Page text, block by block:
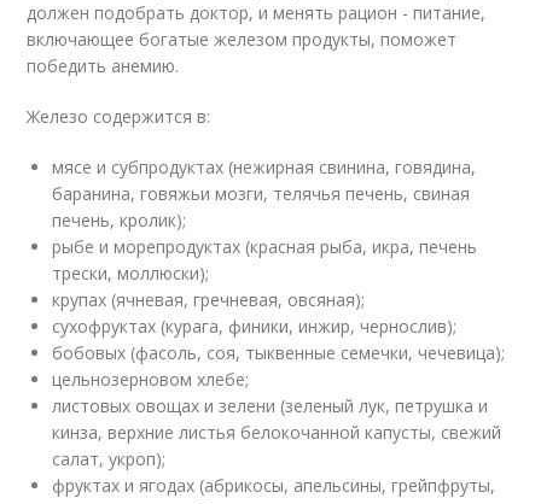
должен подобрать доктор, и менять рацион - питание,
включающее богатые железом продукты, поможет
победить анемию.
Железо содержится в:
мясе и субпродуктах (нежирная свинина, говядина,
баранина, говяжьи мозги, телячья печень, свиная
печень, кролик);
рыбе и морепродуктах (красная рыба, икра, печень
трески, моллюски);
крупах (ячневая, гречневая, овсяная);
сухофруктах (курага, финики, инжир, чернослив);
бобовых (фасоль, соя, тыквенные семечки, чечевица);
цельнозерновом хлебе;
листовых овощах и зелени (зеленый лук, петрушка и
кинза, верхние листья белокочанной капусты, свежий
салат, укроп);
фруктах и ягодах (абрикосы, апельсины, грейпфруты,